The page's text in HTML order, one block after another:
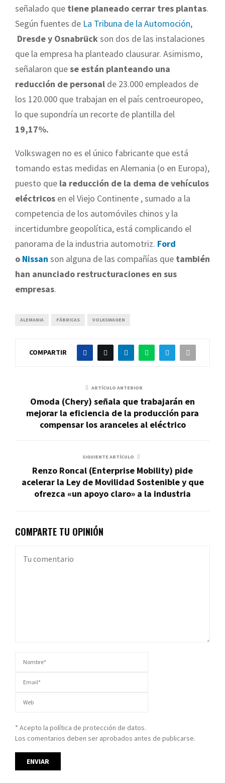
señalado que tiene planeado cerrar tres plantas.
Según fuentes de La Tribuna de la Automoción,
Dresde y Osnabrückson dos de las instalaciones
que la empresa ha planteado clausurar. Asimismo,
señalaron quese están planteando una
reducción de personal de 23.000 empleados de
los 120.000 que trabajan en el país centroeuropeo,
lo que supondría un recorte de plantilla del
19,17%.
Volkswagen no es el único fabricante que está
tomando estas medidas en Alemania (o en Europa),
puesto que la reducción de la dema de vehículos
eléctricos en el Viejo Continente , sumado a la
competencia de los automóviles chinos y la
incertidumbre geopolítica, está complicando el
panorama de la industria automotriz. Ford
o Nissan son alguna de las compañías que también
han anunciado restructuraciones en sus
empresas.
ALEMANIA FÁBRICAS VOLKSWAGEN
COMPARTIR
ARTÍCULO ANTERIOR
Omoda (Chery) señala que trabajarán en
mejorar la eficiencia de la producción para
compensar los aranceles al eléctrico
SIGUIENTE ARTÍCULO
Renzo Roncal (Enterprise Mobility) pide
acelerar la Ley de Movilidad Sostenible y que
ofrezca «un apoyo claro» a la industria
COMPARTE TU OPINIÓN
* Acepto la política de protección de datos.
Los comentarios deben ser aprobados antes de publicarse.